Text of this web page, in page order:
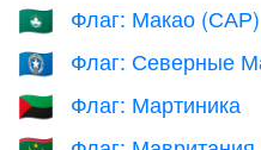
🇲🇴 Флаг: Макао (САР)
🇲🇵 Флаг: Северные
🇲🇶 Флаг: Мартиника